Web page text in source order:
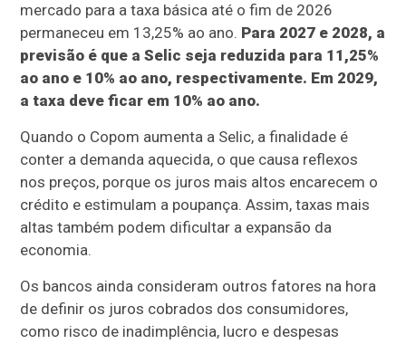
mercado para a taxa básica até o fim de 2026
permaneceu em 13,25% ao ano. Para 2027 e 2028, a
previsão é que a Selic seja reduzida para 11,25%
ao ano e 10% ao ano, respectivamente. Em 2029,
a taxa deve ficar em 10% ao ano.
Quando o Copom aumenta a Selic, a finalidade é
conter a demanda aquecida, o que causa reflexos
nos preços, porque os juros mais altos encarecem o
crédito e estimulam a poupança. Assim, taxas mais
altas também podem dificultar a expansão da
economia.
Os bancos ainda consideram outros fatores na hora
de definir os juros cobrados dos consumidores,
como risco de inadimplência, lucro e despesas